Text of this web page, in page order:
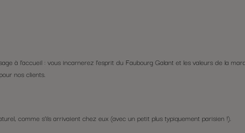
à l’accueil : vous incarnerez l’esprit du Faubourg Galant et les valeurs de la
nos clients.
comme s’ils arrivaient chez eux (avec un petit plus typiquement parisien !).